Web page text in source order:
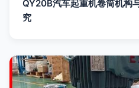
QY20B汽车起重机卷筒机构
究